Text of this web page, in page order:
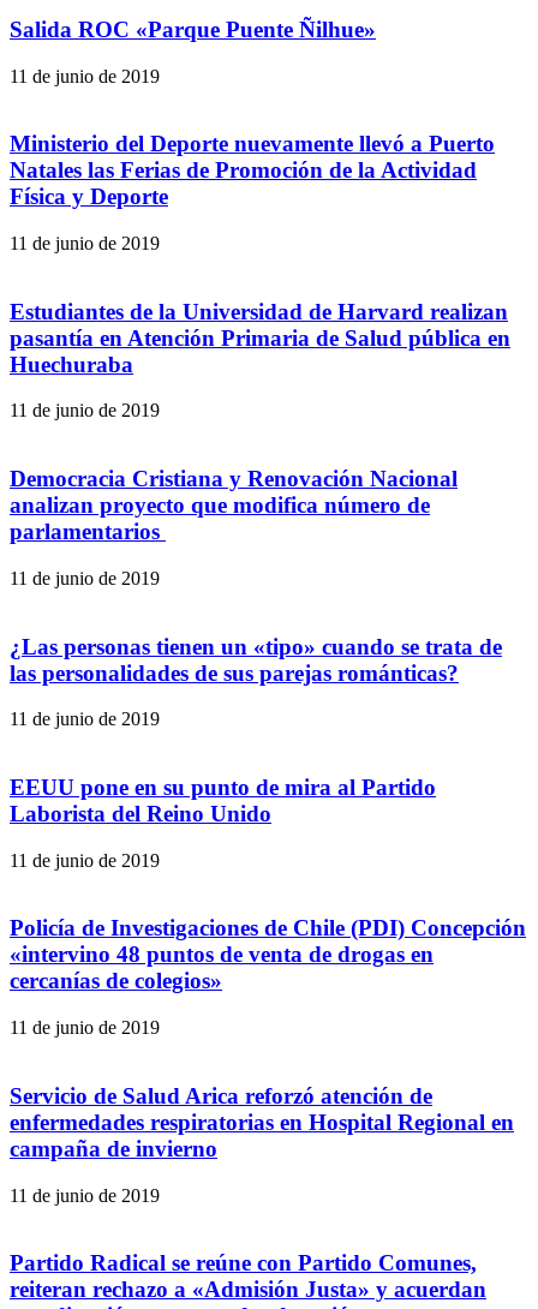
Salida ROC «Parque Puente Ñilhue»
11 de junio de 2019
Ministerio del Deporte nuevamente llevó a Puerto
Natales las Ferias de Promoción de la Actividad
Física y Deporte
11 de junio de 2019
Estudiantes de la Universidad de Harvard realizan
pasantía en Atención Primaria de Salud pública en
Huechuraba
11 de junio de 2019
Democracia Cristiana y Renovación Nacional
analizan proyecto que modifica número de
parlamentarios
11 de junio de 2019
¿Las personas tienen un «tipo» cuando se trata de
las personalidades de sus parejas románticas?
11 de junio de 2019
EEUU pone en su punto de mira al Partido
Laborista del Reino Unido
11 de junio de 2019
Policía de Investigaciones de Chile (PDI) Concepción
«intervino 48 puntos de venta de drogas en
cercanías de colegios»
11 de junio de 2019
Servicio de Salud Arica reforzó atención de
enfermedades respiratorias en Hospital Regional en
campaña de invierno
11 de junio de 2019
Partido Radical se reúne con Partido Comunes,
reiteran rechazo a «Admisión Justa» y acuerdan